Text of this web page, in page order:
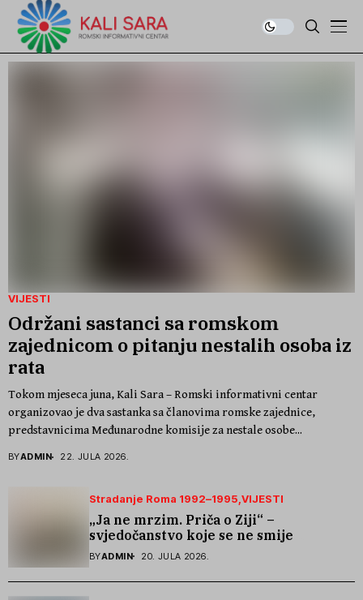
VIJESTI
Održani sastanci sa romskom
zajednicom o pitanju nestalih osoba iz
rata
Tokom mjeseca juna, Kali Sara – Romski informativni centar
organizovao je dva sastanka sa članovima romske zajednice,
predstavnicima Međunarodne komisije za nestale osobe...
BYADMIN 22. JULA 2026.
Stradanje Roma 1992–1995 VIJESTI
„Ja ne mrzim. Priča o Ziji“ –
svjedočanstvo koje se ne smije
zaboraviti
BYADMIN 20. JULA 2026.